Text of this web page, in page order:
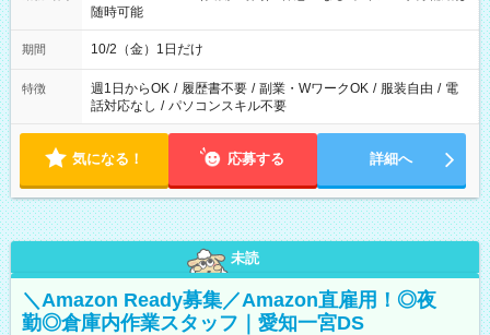
随時可能
期間 10/2（金）1日だけ
特徴 週1日からOK / 履歴書不要 / 副業・WワークOK / 服装自由 / 電
話対応なし / パソコンスキル不要
気になる！ 応募する 詳細へ
未読
＼Amazon Ready募集／Amazon直雇用！◎夜
勤◎倉庫内作業スタッフ｜愛知一宮DS